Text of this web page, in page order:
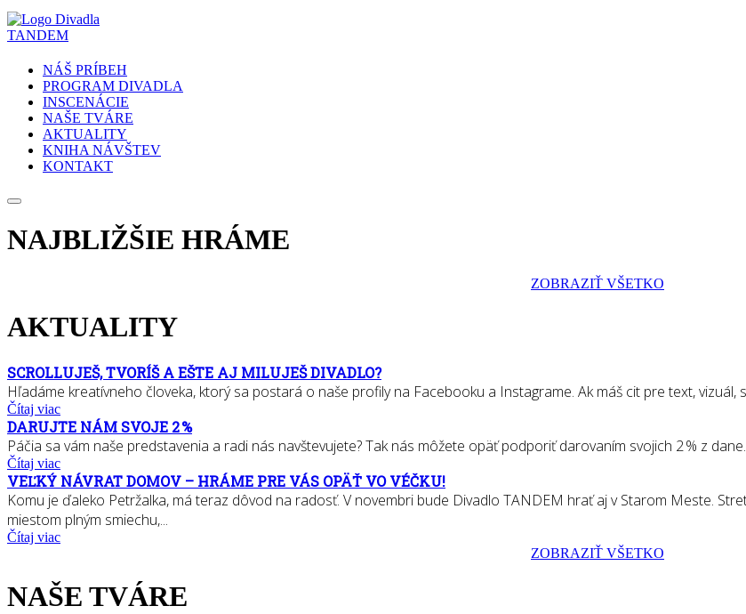
NÁŠ PRÍBEH
PROGRAM DIVADLA
INSCENÁCIE
NAŠE TVÁRE
AKTUALITY
KNIHA NÁVŠTEV
KONTAKT
NAJBLIŽŠIE HRÁME
ZOBRAZIŤ VŠETKO
AKTUALITY
SCROLLUJEŠ, TVORÍŠ A EŠTE AJ MILUJEŠ DIVADLO?
Hľadáme kreatívneho človeka, ktorý sa postará o naše profily na Facebooku a Instagrame. Ak máš cit pre text, vizuál,
Čítaj viac
DARUJTE NÁM SVOJE 2 %
Páčia sa vám naše predstavenia a radi nás navštevujete? Tak nás môžete opäť podporiť darovaním svojich 2 % z
Čítaj viac
VEĽKÝ NÁVRAT DOMOV – HRÁME PRE VÁS OPÄŤ VO VÉČKU!
Komu je ďaleko Petržalka, má teraz dôvod na radosť. V novembri bude Divadlo TANDEM hrať aj v Starom Meste.
miestom plným smiechu,...
Čítaj viac
ZOBRAZIŤ VŠETKO
NAŠE TVÁRE